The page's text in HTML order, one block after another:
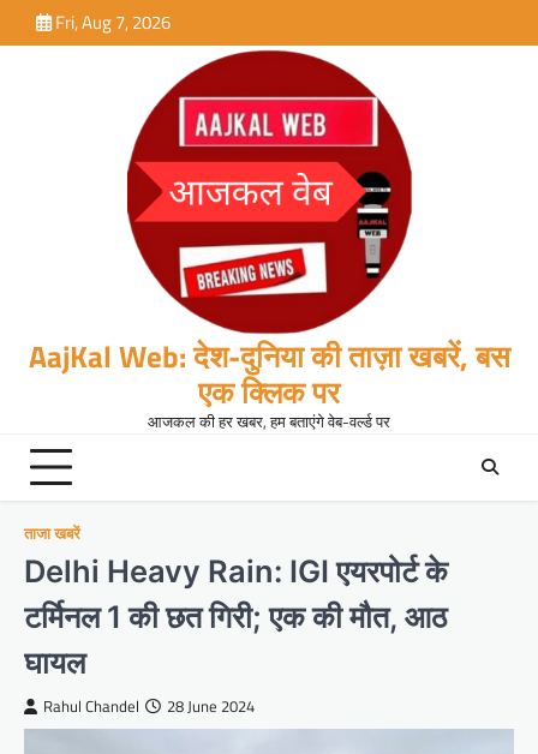
to
Fri, Aug 7, 2026
AajKal Web: देश-दुनिया की ताज़ा खबरें, बस
एक क्लिक पर
आजकल की हर खबर, हम बताएंगे वेब-वर्ल्ड पर
ताजा खबरें
Delhi Heavy Rain: IGI एयरपोर्ट के
टर्मिनल 1 की छत गिरी; एक की मौत, आठ
घायल
Rahul Chandel 28 June 2024